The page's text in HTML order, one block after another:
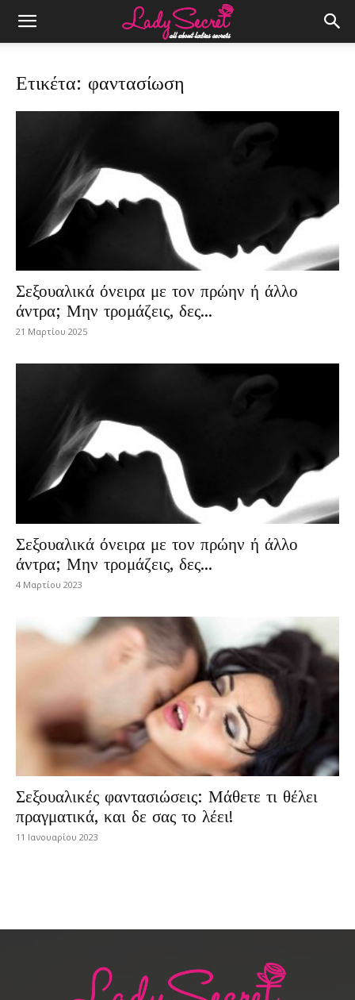
Ετικέτα: φαντασίωση
Σεξουαλικά όνειρα με τον πρώην ή άλλο
άντρα; Μην τρομάζεις, δες...
21 Μαρτίου 2025
Σεξουαλικά όνειρα με τον πρώην ή άλλο
άντρα; Μην τρομάζεις, δες...
4 Μαρτίου 2023
Σεξουαλικές φαντασιώσεις: Μάθετε τι θέλει
πραγματικά, και δε σας το λέει!
11 Ιανουαρίου 2023